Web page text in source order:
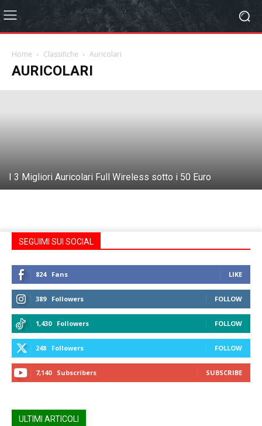
Home Classifiche Auricolari
AURICOLARI
di Gamma
Paolo Colombo - 18 Dic, 2019
I 3 Migliori Auricolari Full Wireless sotto i 50 Euro
SEGUIMI SUI SOCIAL
824 Fans LIKE
389 Followers FOLLOW
1,430 Followers FOLLOW
248 Followers FOLLOW
7,140 Subscribers SUBSCRIBE
ULTIMI ARTICOLI